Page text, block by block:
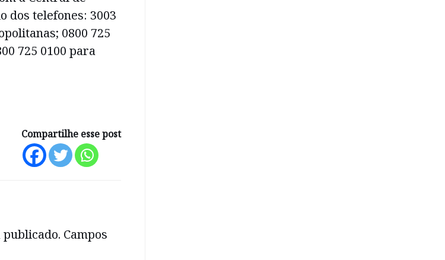
dos telefones: 3003
0800 725
725 0100 para
Compartilhe esse post
publicado. Campos